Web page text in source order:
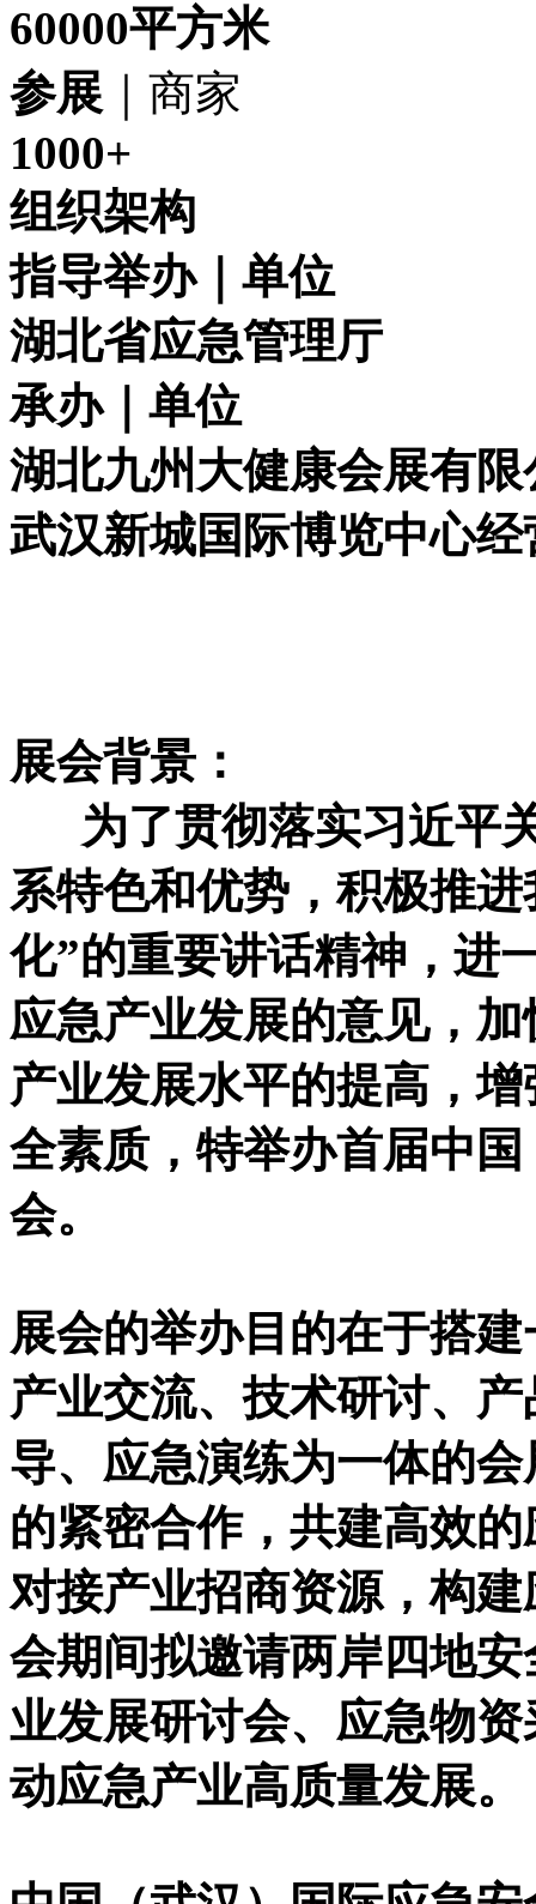
60000平方米
参展 ｜商家
1000+
组织架构
指导举办｜单位
湖北省应急管理厅
承办｜单位
湖北九州大健康会展有限
武汉新城国际博览中心
展会背景：
为了贯彻落实习近平
系特色和优势，积极推
化”的重要讲话精神，进
应急产业发展的意见，
产业发展水平的提高，
全素质，特举办首届中
会。
展会的举办目的在于搭
产业交流、技术研讨、
导、应急演练为一体的
的紧密合作，共建高效
对接产业招商资源，构
会期间拟邀请两岸四地
业发展研讨会、应急物
动应急产业高质量发展。